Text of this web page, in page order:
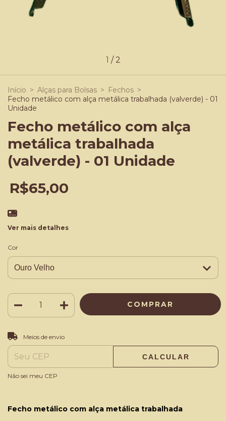
1 / 2
Início > Alças para Bolsas > Fechos >
Fecho metálico com alça metálica trabalhada (valverde) - 01
Unidade
Fecho metálico com alça
metálica trabalhada
(valverde) - 01 Unidade
R$65,00
Ver mais detalhes
Cor
Entregas para o CEP:
Meios de envio
CALCULAR
Não sei meu CEP
Fecho metálico com alça metálica trabalhada